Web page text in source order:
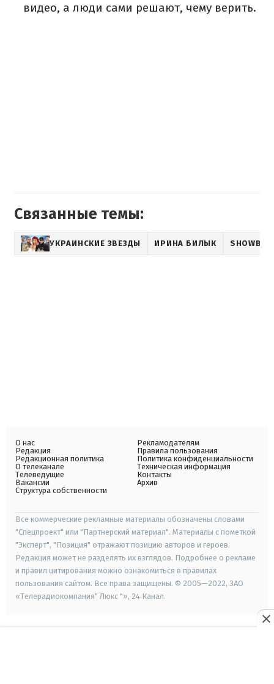
видео, а люди сами решают, чему верить.
Связанные темы:
УКРАИНСКИЕ ЗВЕЗДЫ ИРИНА БИЛЫК SHOWBIZ
О нас
Редакция
Редакционная политика
О телеканале
Телеведущие
Вакансии
Структура собственности
Рекламодателям
Правила пользования
Политика конфиденциальности
Техническая информация
Контакты
Архив
Все коммерческие рекламные материалы обозначены словами
"Спецпроект" или "Партнерский материал". Материалы с пометкой
"Эксперт", "Позиция" отражают позицию авторов и героев.
Редакция может не разделять их взглядов. Подробнее о рекламе
и правил цитирования можно ознакомиться в правилах
пользования сайтом. Все права защищены. © 2005—2022, ЗАО
«Телерадиокомпания" Люкс "», 24 Канал.